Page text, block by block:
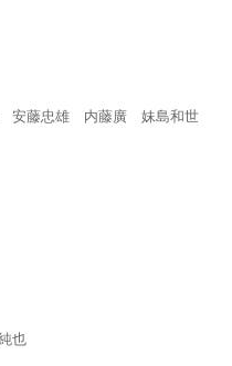
安藤忠雄 内藤廣 妹島和世
也